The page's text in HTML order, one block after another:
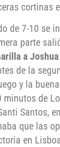
cortinas
de 7-10 se
parte
a
de la
y la
de
Santos,
que las
en